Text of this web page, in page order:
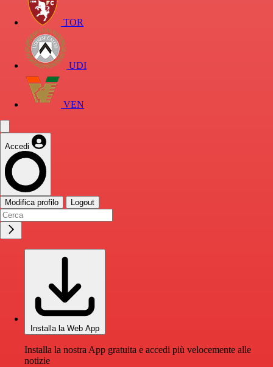
TOR
UDI
VEN
Accedi
Modifica profilo Logout
Installa la Web App
Installa la nostra App gratuita e accedi più velocemente alle
notizie